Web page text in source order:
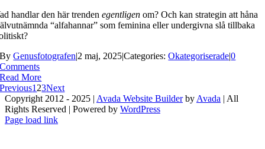
handlar den här trendenegentligen om? Och kan strategin att håna
“alfahannar” som feminina eller undergivna slå tillbaka
ByGenusfotografen|2 maj, 2025|Categories:Okategoriserade|0
Comments
Read More
Previous1 23Next
Copyright 2012 - 2025 | Avada Website Builderby Avada | All
Rights Reserved | Powered by WordPress
Facebook
X
Instagram
Pinterest
Page load link